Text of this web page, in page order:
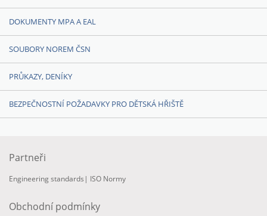
DOKUMENTY MPA A EAL
SOUBORY NOREM ČSN
PRŮKAZY, DENÍKY
BEZPEČNOSTNÍ POŽADAVKY PRO DĚTSKÁ HŘIŠTĚ
Partneři
Engineering standards | ISO Normy
Obchodní podmínky